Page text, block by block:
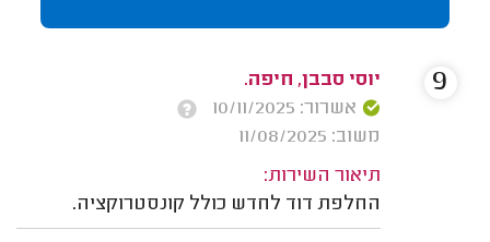
יוסי סבבן, חיפה.
אשרור: 10/11/2025
משוב: 11/08/2025
תיאור השירות:
החלפת דוד לחדש כולל קונסטרוקציה.
9